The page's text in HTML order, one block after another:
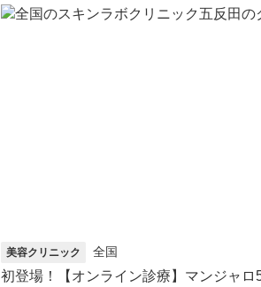
美容クリニック 全国
初登場！【オンライン診療】マンジャ